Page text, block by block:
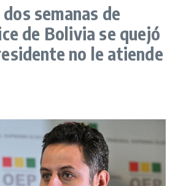
semanas de
de Bolivia se quejó
no le atiende